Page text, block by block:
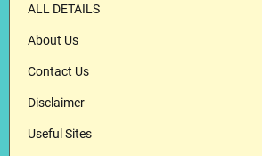
ALL DETAILS
About Us
Contact Us
Disclaimer
Useful Sites